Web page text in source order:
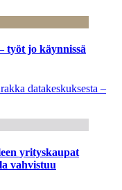
työt jo käynnissä
datakeskuksesta –
yrityskaupat
vahvistuu